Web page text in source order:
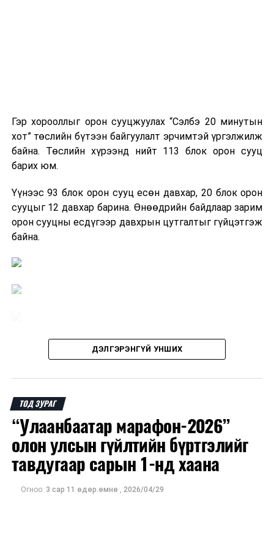
ӨМНӨХ МЭДЭЭ
Нэр дэвшигчдийн баримт бичгийг хүлээн авч эхэллээ
Гэр хорооллыг орон сууцжуулах “Сэлбэ 20 минутын
хот” төслийн бүтээн байгуулалт эрчимтэй үргэлжилж
байна. Төслийн хүрээнд нийт 113 блок орон сууц
барих юм.
Үүнээс 93 блок орон сууц есөн давхар, 20 блок орон
сууцыг 12 давхар барина. Өнөөдрийн байдлаар зарим
орон сууцны есдүгээр давхрын цутгалтыг гүйцэтгэж
байна.
ДЭЛГЭРЭНГҮЙ УНШИХ
ТОД ЗУРАГ
“Улаанбаатар марафон-2026”
олон улсын гүйлтийн бүртгэлийг
тавдугаар сарын 1-нд хаана
Огноо: 3 сар 11 өдөр.өмнө , 2026/04/29